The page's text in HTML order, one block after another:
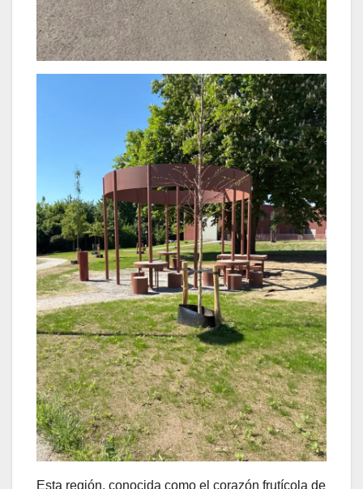
Esta región, conocida como el corazón frutícola de